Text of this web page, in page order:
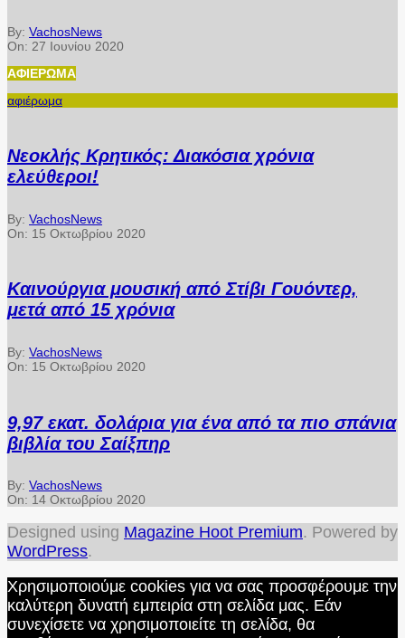
By: VachosNews
On: 27 Ιουνίου 2020
ΑΦΙΈΡΩΜΑ
αφιέρωμα
Νεοκλής Κρητικός: Διακόσια χρόνια
ελεύθεροι!
By: VachosNews
On: 15 Οκτωβρίου 2020
Καινούργια μουσική από Στίβι Γουόντερ,
μετά από 15 χρόνια
By: VachosNews
On: 15 Οκτωβρίου 2020
9,97 εκατ. δολάρια για ένα από τα πιο σπάνια
βιβλία του Σαίξπηρ
By: VachosNews
On: 14 Οκτωβρίου 2020
Designed using Magazine Hoot Premium. Powered by
WordPress.
Χρησιμοποιούμε cookies για να σας προσφέρουμε την
καλύτερη δυνατή εμπειρία στη σελίδα μας. Εάν
συνεχίσετε να χρησιμοποιείτε τη σελίδα, θα